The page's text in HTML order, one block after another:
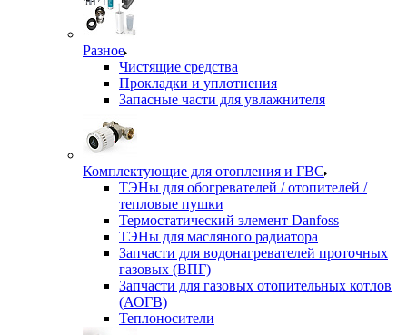
Разное
Чистящие средства
Прокладки и уплотнения
Запасные части для увлажнителя
Комплектующие для отопления и ГВС
ТЭНы для обогревателей / отопителей /
тепловые пушки
Термостатический элемент Danfoss
ТЭНы для масляного радиатора
Запчасти для водонагревателей проточных
газовых (ВПГ)
Запчасти для газовых отопительных котлов
(АОГВ)
Теплоносители